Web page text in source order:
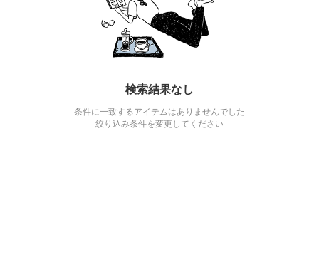
検索結果なし
条件に一致するアイテムはありませんでした
絞り込み条件を変更してください